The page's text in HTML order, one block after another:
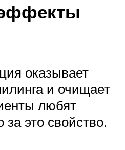
оказывает
и очищает
любят
это свойство.